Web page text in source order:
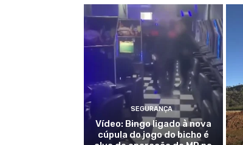
SEGURANÇA
Vídeo: Bingo ligado à nova
cúpula do jogo do bicho é